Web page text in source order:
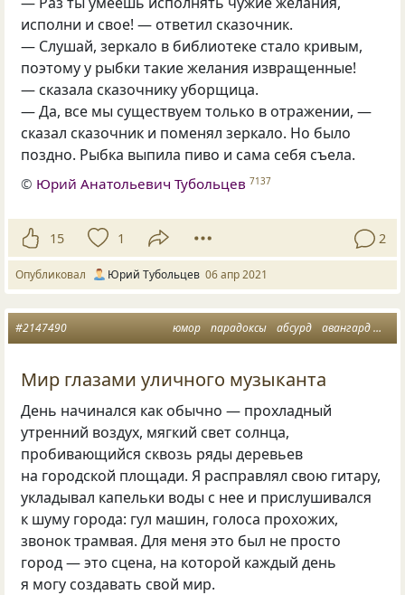
исполни и свое! — ответил сказочник.
— Слушай, зеркало в библиотеке стало кривым,
поэтому у рыбки такие желания извращенные!
— сказала сказочнику уборщица.
— Да, все мы существуем только в отражении, —
сказал сказочник и поменял зеркало. Но было
поздно. Рыбка выпила пиво и сама себя съела.
© Юрий Анатольевич Тубольцев 7137
15 1 2
Опубликовал Юрий Тубольцев 06 апр 2021
юмор парадоксы абсурд авангард
#2147490
Мир глазами уличного музыканта
День начинался как обычно — прохладный
утренний воздух, мягкий свет солнца,
пробивающийся сквозь ряды деревьев
на городской площади. Я расправлял свою гитару,
укладывал капельки воды с нее и прислушивался
к шуму города: гул машин, голоса прохожих,
звонок трамвая. Для меня это был не просто
город — это сцена, на которой каждый день
я могу создавать свой мир.